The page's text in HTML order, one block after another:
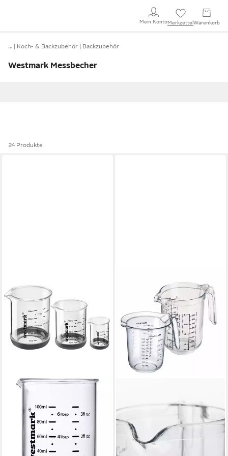
Mein KontoMerkzettel Warenkorb
… Koch- & Backzubehör Backzubehör
Westmark Messbecher
24 Produkte